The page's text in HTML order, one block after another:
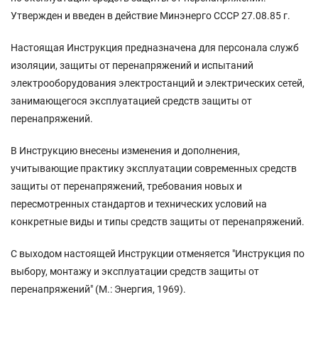
Утвержден и введен в действие Минэнерго СССР 27.08.85 г.
Настоящая Инструкция предназначена для персонала служб
изоляции, защиты от перенапряжений и испытаний
электрооборудования электростанций и электрических сетей,
занимающегося эксплуатацией средств защиты от
перенапряжений.
В Инструкцию внесены изменения и дополнения,
учитывающие практику эксплуатации современных средств
защиты от перенапряжений, требования новых и
пересмотренных стандартов и технических условий на
конкретные виды и типы средств защиты от перенапряжений.
С выходом настоящей Инструкции отменяется "Инструкция по
выбору, монтажу и эксплуатации средств защиты от
перенапряжений" (М.: Энергия, 1969).